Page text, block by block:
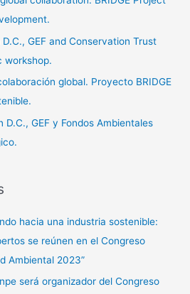
GEF and Conservation Trust
workshop.
global. Proyecto BRIDGE
D.C., GEF y Fondos Ambientales
hacia una industria sostenible:
se reúnen en el Congreso
Ambiental 2023”
será organizador del Congreso